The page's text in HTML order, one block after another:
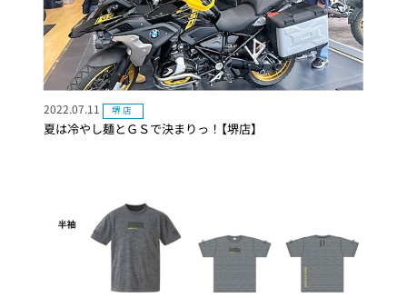
夏は冷やし麺とＧＳで決まりっ！【堺店】
2022.07.11 堺店